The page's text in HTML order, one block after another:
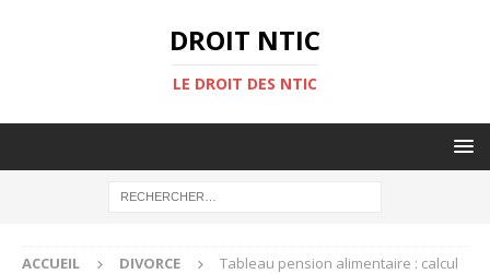
DROIT NTIC
LE DROIT DES NTIC
ACCUEIL DIVORCE
Tableau pension alimentaire : calcul